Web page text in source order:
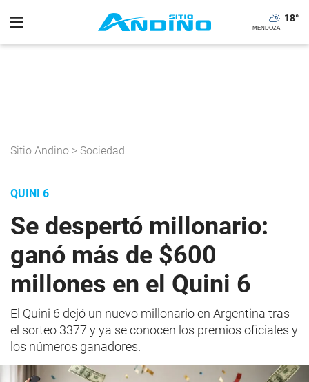
18°
Sitio Andino > Sociedad
QUINI 6
Se despertó millonario:
ganó más de $600
millones en el Quini 6
El Quini 6 dejó un nuevo millonario en Argentina tras
el sorteo 3377 y ya se conocen los premios oficiales y
los números ganadores.